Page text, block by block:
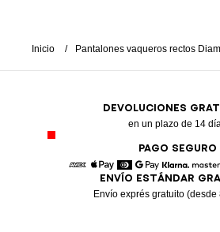
Inicio Pantalones vaqueros rectos
DEVOLUCIONES
en un plazo de 14
PAGO SEGURO
American Express
Apple Pay
DinersGoogle Pay
Klarna
ENVÍO ESTÁNDAR
Envío exprés gratuito (desde